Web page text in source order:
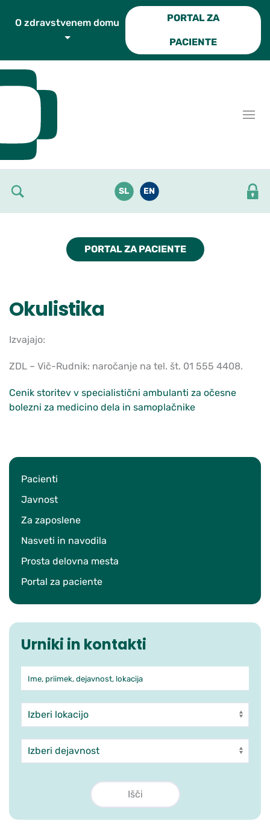
PORTAL ZA
PACIENTE
SL EN
PORTAL ZA PACIENTE
Pacienti
Javnost
Za zaposlene
Nasveti in navodila
Prosta delovna mesta
Portal za paciente
Urniki in kontakti
Iskanje po ambulantah in
Ime, priimek, dejavnost, lokacija
Enota
Dejavnost
Okulistika
Izvajajo:
ZDL – Vič-Rudnik: naročanje na tel. št. 01 555 4408.
Cenik storitev v specialistični ambulanti za očesne
bolezni za medicino dela in samoplačnike